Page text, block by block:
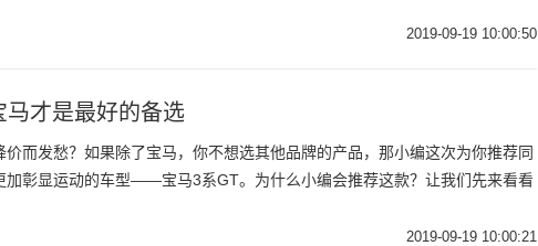
2019-09-19 10:00:50
才是最好的备选
而发愁？如果除了宝马，你不想选其他品牌的产品，那小编这次为你推荐同
加彰显运动的车型——宝马3系GT。为什么小编会推荐这款？让我们先来看看
2019-09-19 10:00:21